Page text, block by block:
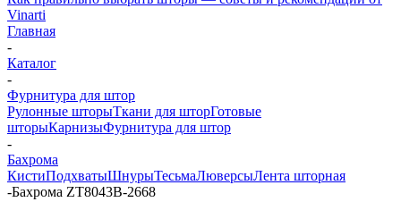
Vinarti
Главная
-
Каталог
-
Фурнитура для штор
Рулонные шторыТкани для шторГотовые
шторыКарнизыФурнитура для штор
-
Бахрома
КистиПодхватыШнурыТесьмаЛюверсыЛента шторная
-Бахрома ZT8043B-2668